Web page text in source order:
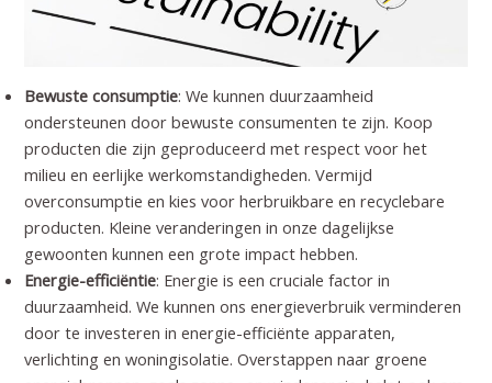
Bewuste consumptie: We kunnen duurzaamheid
ondersteunen door bewuste consumenten te zijn. Koop
producten die zijn geproduceerd met respect voor het
milieu en eerlijke werkomstandigheden. Vermijd
overconsumptie en kies voor herbruikbare en recyclebare
producten. Kleine veranderingen in onze dagelijkse
gewoonten kunnen een grote impact hebben.
Energie-efficiëntie: Energie is een cruciale factor in
duurzaamheid. We kunnen ons energieverbruik verminderen
door te investeren in energie-efficiënte apparaten,
verlichting en woningisolatie. Overstappen naar groene